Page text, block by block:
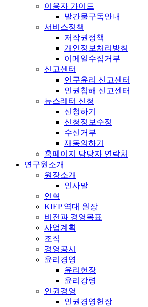
이용자 가이드
발간물구독안내
서비스정책
저작권정책
개인정보처리방침
이메일수집거부
신고센터
연구윤리 신고센터
인권침해 신고센터
뉴스레터 신청
신청하기
신청정보수정
수신거부
재동의하기
홈페이지 담당자 연락처
연구원소개
원장소개
인사말
연혁
KIEP 역대 원장
비전과 경영목표
사업계획
조직
경영공시
윤리경영
윤리헌장
윤리강령
인권경영
인권경영헌장